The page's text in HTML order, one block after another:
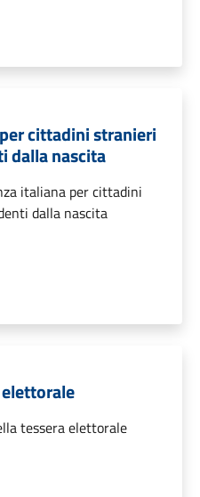
cittadini stranieri
dalla nascita
italiana per cittadini
dalla nascita
tessera elettorale